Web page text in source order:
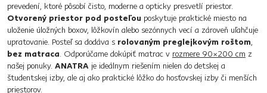
prevedení, ktoré pôsobí čisto, moderne a opticky presvetlí priestor.
Otvorený priestor pod posteľou poskytuje praktické miesto na
uloženie úložných boxov, lôžkovín alebo sezónnych vecí a zároveň uľahčuje
upratovanie. Posteľ sa dodáva s rolovaným preglejkovým roštom,
bez matraca. Odporúčame dokúpiť matrac v rozmere 90×200 cm z
našej ponuky. ANATRA je ideálnym riešením nielen do detskej a
študentskej izby, ale aj ako praktické lôžko do hosťovskej izby či menších
priestorov.